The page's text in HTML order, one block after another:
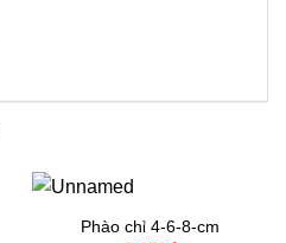
Phào chỉ 4-6-8-cm